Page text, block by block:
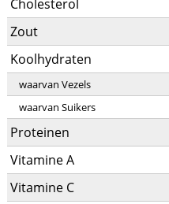
Cholesterol
Zout
Koolhydraten
waarvan Vezels
waarvan Suikers
Proteinen
Vitamine A
Vitamine C